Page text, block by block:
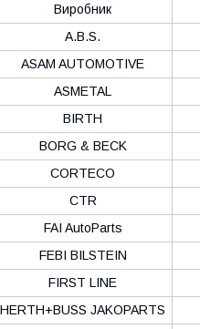
Виробник
A.B.S.
ASAM AUTOMOTIVE
ASMETAL
BIRTH
BORG & BECK
CORTECO
CTR
FAI AutoParts
FEBI BILSTEIN
FIRST LINE
HERTH+BUSS JAKOPARTS